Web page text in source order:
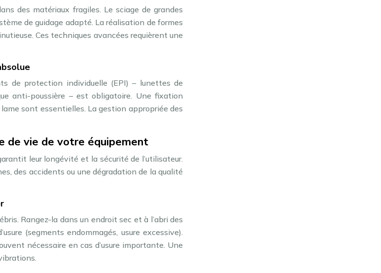
des matériaux fragiles. Le sciage de grandes
de guidage adapté. La réalisation de formes
Ces techniques avancées requièrent une
de protection individuelle (EPI) – lunettes de
anti-poussière – est obligatoire. Une fixation
sont essentielles. La gestion appropriée des
de vie de votre équipement
leur longévité et la sécurité de l’utilisateur.
des accidents ou une dégradation de la qualité
Rangez-la dans un endroit sec et à l’abri des
(segments endommagés, usure excessive).
nécessaire en cas d’usure importante. Une